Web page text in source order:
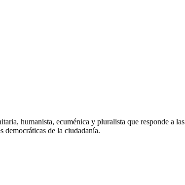
humanista, ecuménica y pluralista que responde a las
democráticas de la ciudadanía.